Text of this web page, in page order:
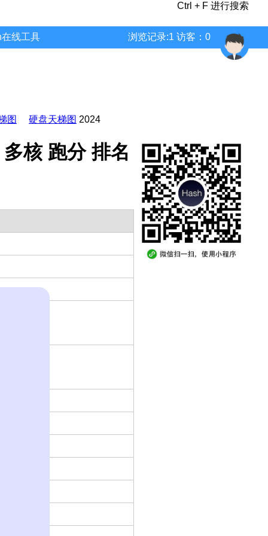
Ctrl + F 进行搜索
线工具 浏览记录:1 访客：0
图 硬盘天梯图 2024
核 跑分 排名